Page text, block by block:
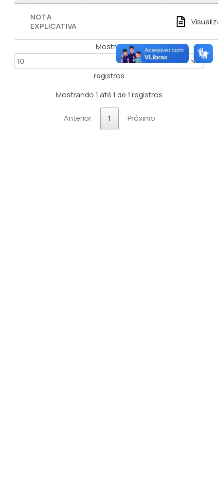
NOTA
EXPLICATIVA
Mostrar
registros
Mostrando 1 até 1 de 1 registros
Anterior 1 Próximo